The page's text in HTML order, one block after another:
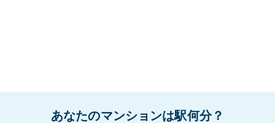
あなたのマンションは駅何分？